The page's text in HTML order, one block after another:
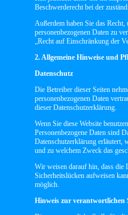
Beschwerderecht bei der
Außerdem haben Sie das
personenbezogenen Daten zu
„Recht auf Einschränkung der
2. Allgemeine Hinweise und
Datenschutz
Die Betreiber dieser Seiten
personenbezogenen Daten
dieser Datenschutzerklärung.
Wenn Sie diese Website
Personenbezogene Daten sind
Datenschutzerklärung erläutert,
und zu welchem Zweck das
Wir weisen darauf hin, dass die
Sicherheitslücken aufweisen
möglich.
Hinweis zur verantwortlichen